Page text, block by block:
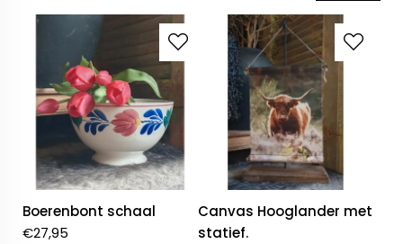
Boerenbont schaal
€27,95
Canvas Hooglander met
statief.